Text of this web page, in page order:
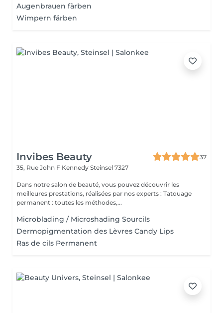
Augenbrauen färben
Wimpern färben
Invibes Beauty
37
35, Rue John F Kennedy Steinsel 7327
Dans notre salon de beauté, vous pouvez découvrir les
meilleures prestations, réalisées par nos experts : Tatouage
permanent : toutes les méthodes,...
Microblading / Microshading Sourcils
Dermopigmentation des Lèvres Candy Lips
Ras de cils Permanent